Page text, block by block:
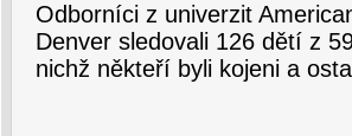
Odborníci z univerzit
Denver sledovali 126 dětí z
nichž někteří byli kojeni a